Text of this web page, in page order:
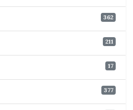
362
211
17
377